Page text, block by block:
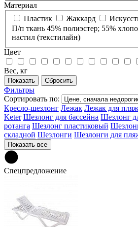
Материал
Пластик
Жаккард
П/п ткань 45% полиэстер; 55%
настил (текстилайн)
Цвет
Вес, кг
Фильтры
Сортировать по:
Кресло-шезлонг Лежак Лежак для
Keter Шезлонг для бассейна Шезлонг
ротанга Шезлонг пластиковый
складной Шезлонги Шезлонги для
Показать все
Спецпредложение